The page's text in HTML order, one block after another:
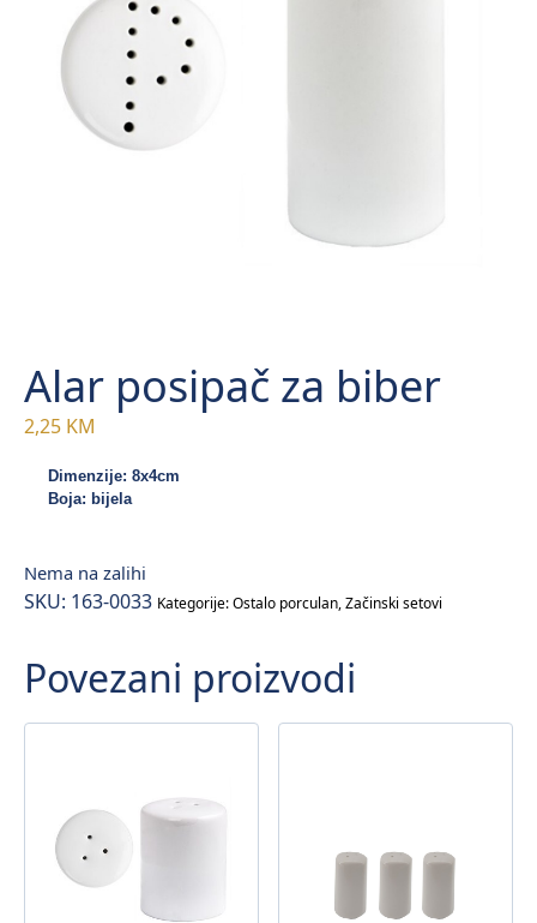
Alar posipač za biber
2,25 KM
Dimenzije: 8x4cm
Boja: bijela
Nema na zalihi
SKU: 163-0033 Kategorije:Ostalo porculan,Začinski setovi
Povezani proizvodi